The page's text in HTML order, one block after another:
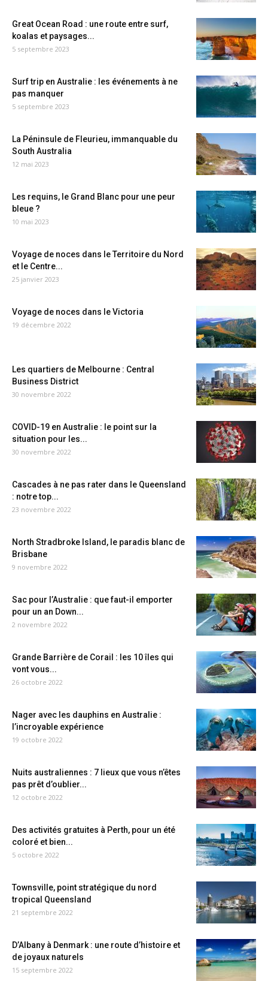
Great Ocean Road : une route entre surf,
koalas et paysages...
5 septembre 2023
Surf trip en Australie : les événements à ne
pas manquer
5 septembre 2023
La Péninsule de Fleurieu, immanquable du
South Australia
12 mai 2023
Les requins, le Grand Blanc pour une peur
bleue ?
10 mai 2023
Voyage de noces dans le Territoire du Nord
et le Centre...
25 janvier 2023
Voyage de noces dans le Victoria
19 décembre 2022
Les quartiers de Melbourne : Central
Business District
30 novembre 2022
COVID-19 en Australie : le point sur la
situation pour les...
30 novembre 2022
Cascades à ne pas rater dans le Queensland
: notre top...
23 novembre 2022
North Stradbroke Island, le paradis blanc de
Brisbane
9 novembre 2022
Sac pour l’Australie : que faut-il emporter
pour un an Down...
2 novembre 2022
Grande Barrière de Corail : les 10 îles qui
vont vous...
26 octobre 2022
Nager avec les dauphins en Australie :
l’incroyable expérience
19 octobre 2022
Nuits australiennes : 7 lieux que vous n’êtes
pas prêt d’oublier...
12 octobre 2022
Des activités gratuites à Perth, pour un été
coloré et bien...
5 octobre 2022
Townsville, point stratégique du nord
tropical Queensland
21 septembre 2022
D’Albany à Denmark : une route d’histoire et
de joyaux naturels
15 septembre 2022